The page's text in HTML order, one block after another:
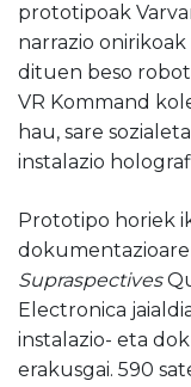
prototipoak
narrazio
dituen beso
VR Kommand
hau, sare
instalazio
Prototipo horiek
Supraspectives
Electronica
instalazio- eta
erakusgai. 590